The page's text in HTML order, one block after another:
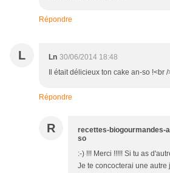
Répondre
L Ln 30/06/2014 18:48
Il était délicieux ton cake an-so !<br
Répondre
R
recettes-biogourmandes-
so
:-) !!! Merci !!!!! Si tu as
Je te concocterai une autre